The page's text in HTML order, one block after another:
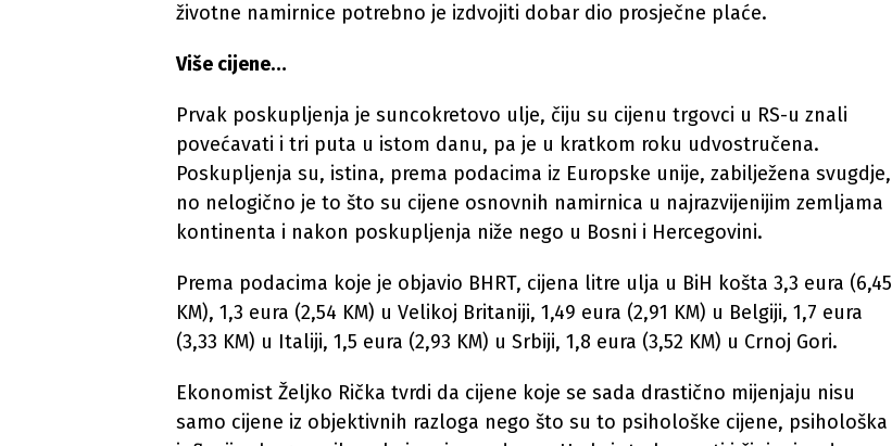
životne namirnice potrebno je izdvojiti dobar dio prosječne plaće.
Više cijene…
Prvak poskupljenja je suncokretovo ulje, čiju su cijenu trgovci u RS-u znali
povećavati i tri puta u istom danu, pa je u kratkom roku udvostručena.
Poskupljenja su, istina, prema podacima iz Europske unije, zabilježena svugdje,
no nelogično je to što su cijene osnovnih namirnica u najrazvijenijim zemljama
kontinenta i nakon poskupljenja niže nego u Bosni i Hercegovini.
Prema podacima koje je objavio BHRT, cijena litre ulja u BiH košta 3,3 eura (6,45
KM), 1,3 eura (2,54 KM) u Velikoj Britaniji, 1,49 eura (2,91 KM) u Belgiji, 1,7 eura
(3,33 KM) u Italiji, 1,5 eura (2,93 KM) u Srbiji, 1,8 eura (3,52 KM) u Crnoj Gori.
Ekonomist Željko Rička tvrdi da cijene koje se sada drastično mijenjaju nisu
samo cijene iz objektivnih razloga nego što su to psihološke cijene, psihološka